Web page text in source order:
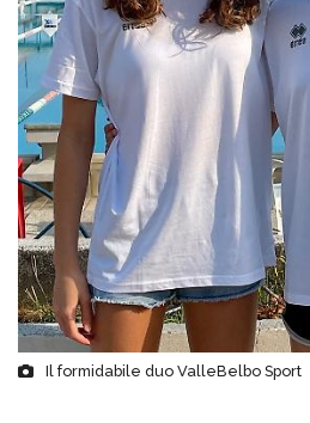
Il formidabile duo ValleBelbo Sport